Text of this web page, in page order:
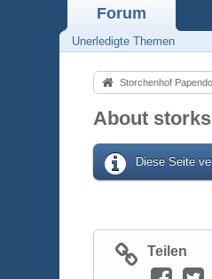
Forum
Unerledigte Themen
Storchenhof
About
Diese Seite
Teilen